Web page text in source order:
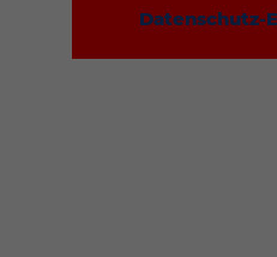
Datenschutz-